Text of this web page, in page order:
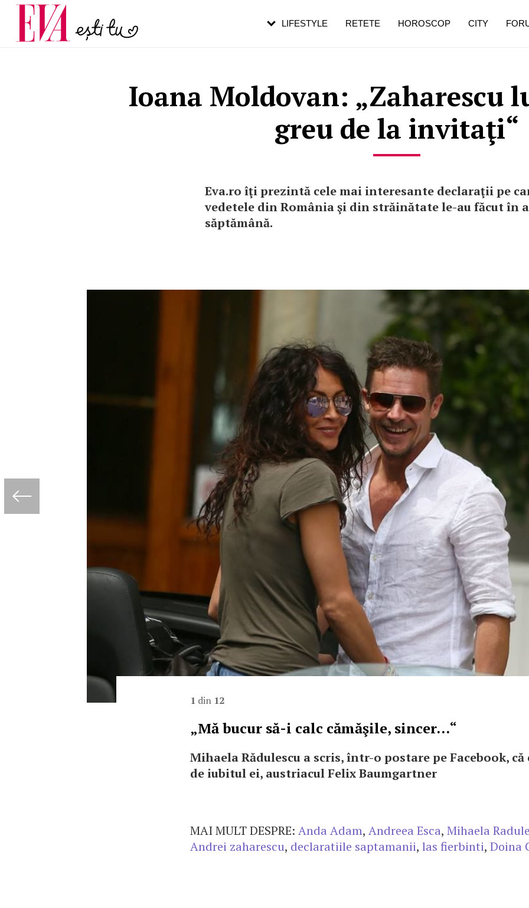
Ioana Moldovan: „Zaharescu
greu de la invitaţi“
Eva.ro îţi prezintă cele mai interesante declaraţii pe
vedetele din România şi din străinătate le-au făcut în
săptămână.
1 din 12
„Mă bucur să-i calc cămăşile, sincer...“
Mihaela Rădulescu a scris, într-o postare pe Facebook,
de iubitul ei, austriacul Felix Baumgartner
MAI MULT DESPRE: Anda Adam, Andreea Esca, Mihaela
Andrei zaharescu, declaratiile saptamanii, las fierbinti, Doina
LIFESTYLE RETETE HOROSCOP CITY
Carieră
Actualitate
pe măsură ce înaintezi în vârstă
de dureroasă este investigația